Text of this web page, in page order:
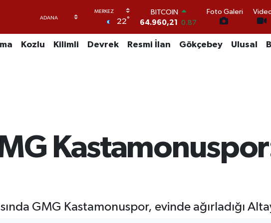
22°
64.960,21 0.87
DOLAR
47,7436 0.18
EURO
Foto Galeri
Kozlu Kilimli Devrek Resmi İlan Gökçebey Ulusal
GMG Kastamonuspor, evinde ağırladığı